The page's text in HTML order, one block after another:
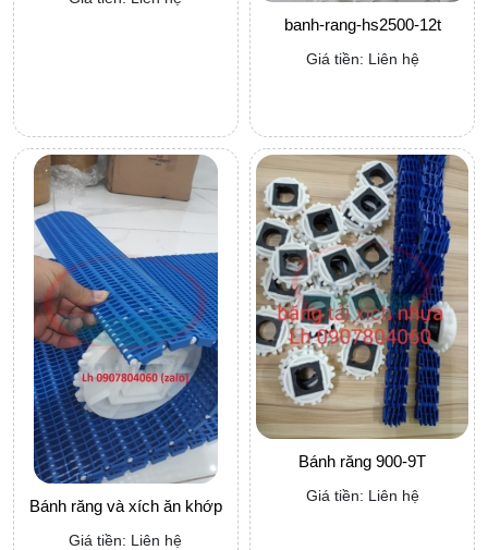
banh-rang-hs2500-12t
Giá tiền: Liên hệ
Bánh răng và xích ăn khớp
Giá tiền: Liên hệ
Bánh răng 900-9T
Giá tiền: Liên hệ